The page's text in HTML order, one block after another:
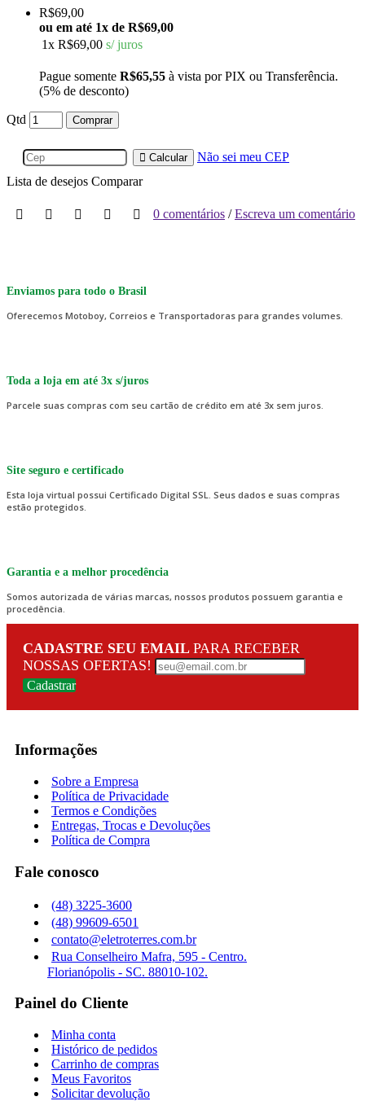
R$69,00
ou em até 1x de R$69,00
1x R$69,00 s/ juros
Pague somente R$65,55 à vista por PIX ou Transferência.
(5% de desconto)
Qtd Comprar
Calcular
Não sei meu CEP
Lista de desejos Comparar
0 comentários /Escreva um comentário
Enviamos para todo o Brasil
Oferecemos Motoboy, Correios e Transportadoras para grandes volumes.
Toda a loja em até 3x s/juros
Parcele suas compras com seu cartão de crédito em até 3x sem juros.
Site seguro e certificado
Esta loja virtual possui Certificado Digital SSL. Seus dados e suas compras
estão protegidos.
Garantia e a melhor procedência
Somos autorizada de várias marcas, nossos produtos possuem garantia e
procedência.
CADASTRE SEU EMAIL PARA RECEBER
NOSSAS OFERTAS!
Cadastrar
Informações
Sobre a Empresa
Política de Privacidade
Termos e Condições
Entregas, Trocas e Devoluções
Política de Compra
Fale conosco
(48) 3225-3600
(48) 99609-6501
contato@eletroterres.com.br
Rua Conselheiro Mafra, 595 - Centro.
Florianópolis - SC. 88010-102.
Painel do Cliente
Minha conta
Histórico de pedidos
Carrinho de compras
Meus Favoritos
Solicitar devolução